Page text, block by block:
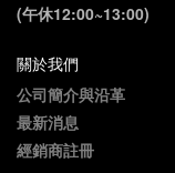
(午休12:00~13:00)
關於我們
公司簡介與沿革
最新消息
經銷商註冊